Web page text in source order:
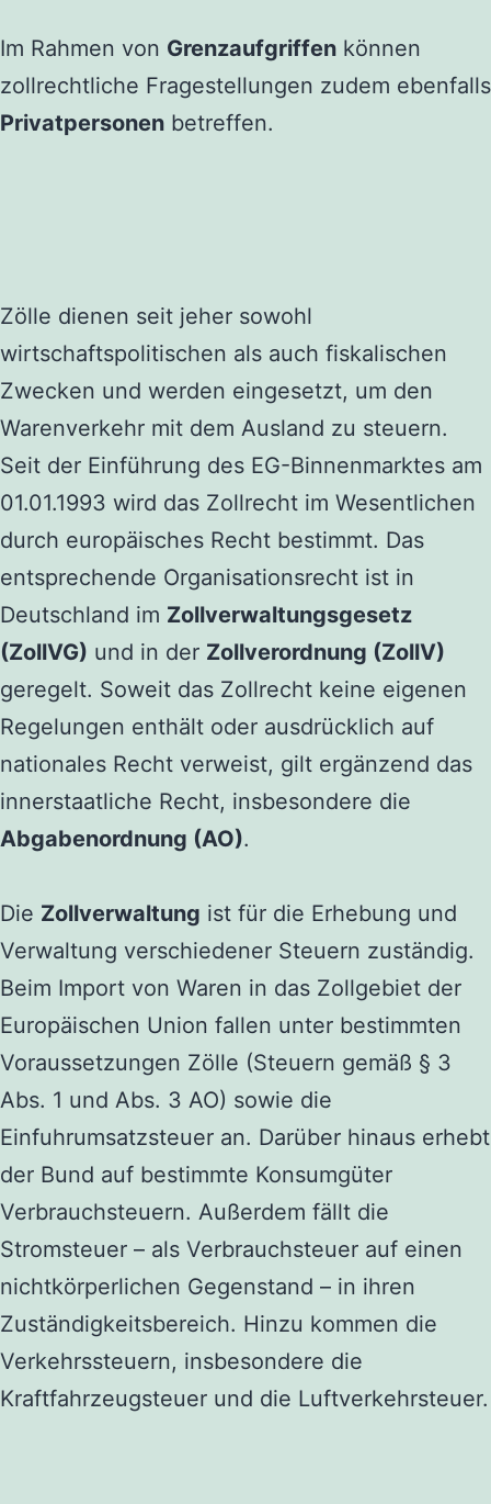
Im Rahmen von Grenzaufgriffen können
zollrechtliche Fragestellungen zudem ebenfalls
Privatpersonen betreffen.
Zölle dienen seit jeher sowohl
wirtschaftspolitischen als auch fiskalischen
Zwecken und werden eingesetzt, um den
Warenverkehr mit dem Ausland zu steuern.
Seit der Einführung des EG-Binnenmarktes am
01.01.1993 wird das Zollrecht im Wesentlichen
durch europäisches Recht bestimmt. Das
entsprechende Organisationsrecht ist in
Deutschland im Zollverwaltungsgesetz
(ZollVG) und in der Zollverordnung (ZollV)
geregelt. Soweit das Zollrecht keine eigenen
Regelungen enthält oder ausdrücklich auf
nationales Recht verweist, gilt ergänzend das
innerstaatliche Recht, insbesondere die
Abgabenordnung (AO).
Die Zollverwaltung ist für die Erhebung und
Verwaltung verschiedener Steuern zuständig.
Beim Import von Waren in das Zollgebiet der
Europäischen Union fallen unter bestimmten
Voraussetzungen Zölle (Steuern gemäß § 3
Abs. 1 und Abs. 3 AO) sowie die
Einfuhrumsatzsteuer an. Darüber hinaus erhebt
der Bund auf bestimmte Konsumgüter
Verbrauchsteuern. Außerdem fällt die
Stromsteuer – als Verbrauchsteuer auf einen
nichtkörperlichen Gegenstand – in ihren
Zuständigkeitsbereich. Hinzu kommen die
Verkehrssteuern, insbesondere die
Kraftfahrzeugsteuer und die Luftverkehrsteuer.